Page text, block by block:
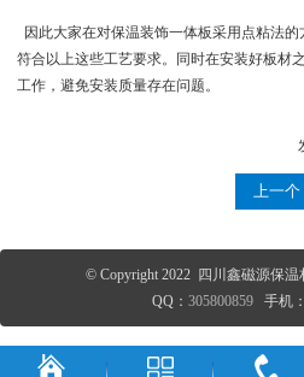
因此大家在对保温装饰一体板采用点粘法
符合以上这些工艺要求。同时在安装好板材
工作，避免安装质量存在问题。
上一个
© Copyright 2022 四川鑫磁源保
QQ：305800859 手机：